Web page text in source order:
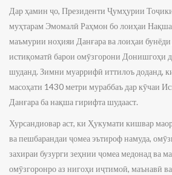
Дар ҳамин ҷо, Президенти Ҷумҳурии
муҳтарам Эмомалӣ Раҳмон бо лоиҳаи
маъмурии ноҳияи Данғара ва лоиҳаи
истиқоматӣ барои омӯзгорони Донишгоҳи
шуданд. Зимни муаррифӣ иттилоъ доданд,
масоҳати 1430 метри мураббаъ дар кӯчаи
Данғара ба нақша гирифта шудааст.
Хурсандиовар аст, ки Ҳукумати кишвар
ва пешбарандаи ҷомеа эътироф намуда,
захираи бузурги зеҳнии ҷомеа медонад ва
омӯзгоронро аз нигоҳи иҷтимоӣ, маънавӣ